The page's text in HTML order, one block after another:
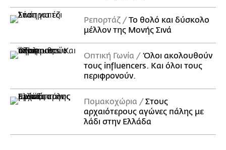
Ρεπορτάζ
Το θολό και δύσκολο
μέλλον της Μονής Σινά
Οπτική Γωνία
Όλοι ακολουθούν
τους influencers. Και όλοι τους
περιφρονούν.
Πομακοχώρια
Στους
αρχαιότερους αγώνες πάλης με
λάδι στην Ελλάδα